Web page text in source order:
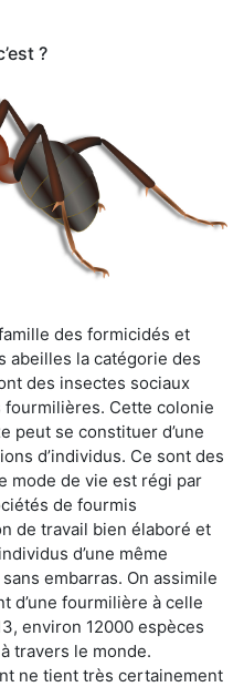
?
des formicidés et
abeilles la catégorie des
des insectes sociaux
Cette colonie
peut se constituer d’une
d’individus. Ce sont des
mode de vie est régi par
de fourmis
de travail bien élaboré et
d’une même
embarras. On assimile
d’une fourmilière à celle
environ 12000 espèces
travers le monde.
ne tient très certainement